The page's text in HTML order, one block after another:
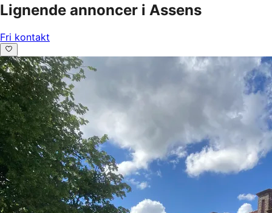
Lignende annoncer i Assens
Fri kontakt